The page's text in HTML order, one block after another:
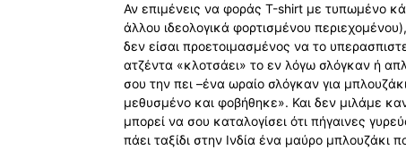
Αν επιμένεις να φοράς Τ-shirt με τυπωμένο
άλλου ιδεολογικά φορτισμένου
δεν είσαι προετοιμασμένος να το
ατζέντα «κλοτσάει» το εν λόγω σλόγκαν ή
σου την πει –ένα ωραίο σλόγκαν για
μεθυσμένο και φοβήθηκε». Και δεν μιλάμε
μπορεί να σου καταλογίσει ότι πήγαινες
πάει ταξίδι στην Ινδία ένα μαύρο